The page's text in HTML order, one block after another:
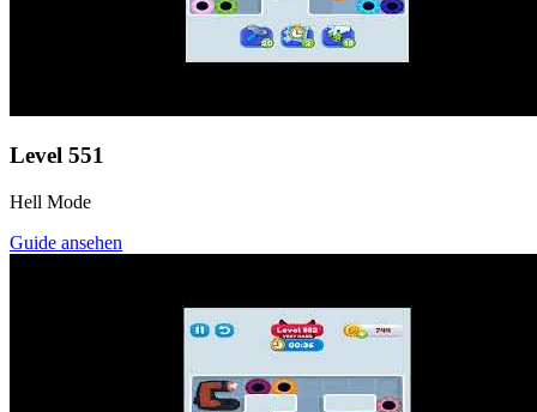
Level 551
Hell Mode
Guide ansehen